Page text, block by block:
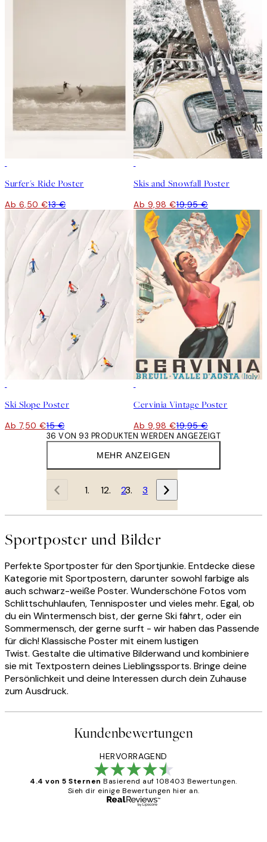
Surfer's Ride Poster
Ab 6,50 €13 €
Skis and Snowfall Poster
Ab 9,98 €19,95 €
Ski Slope Poster
Ab 7,50 €15 €
Cervinia Vintage Poster
Ab 9,98 €19,95 €
MEHR ANZEIGEN
36 VON 93 PRODUKTEN WERDEN ANGEZEIGT
1 2 3
Sportposter und Bilder
Perfekte Sportposter für den Sportjunkie. Entdecke diese
Kategorie mit Sportpostern, darunter sowohl farbige als
auch schwarz-weiße Poster. Wunderschöne Fotos vom
Schlittschuhlaufen, Tennisposter und vieles mehr. Egal, ob
du ein Wintermensch bist, der gerne Ski fährt, oder ein
Sommermensch, der gerne surft - wir haben das Passende
für dich! Klassische Poster mit einem lustigen
Twist. Gestalte die ultimative Bilderwand und kombiniere
sie mit Textpostern deines Lieblingssports. Bringe deine
Persönlichkeit und deine Interessen durch dein Zuhause
zum Ausdruck.
Kundenbewertungen
HERVORRAGEND
4.4 von 5 Sternen Basierend auf 108403 Bewertungen.
Sieh dir einige Bewertungen hier an.